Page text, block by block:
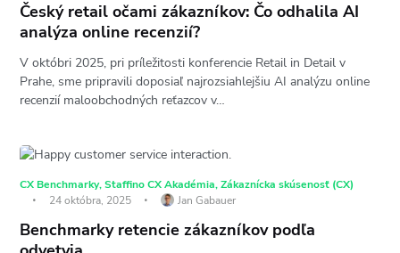
Český retail očami zákazníkov: Čo odhalila AI
analýza online recenzií?
V októbri 2025, pri príležitosti konferencie Retail in Detail v
Prahe, sme pripravili doposiaľ najrozsiahlejšiu AI analýzu online
recenzií maloobchodných reťazcov v…
CX Benchmarky,Staffino CX Akadémia,Zákaznícka skúsenosť (CX)
24 októbra, 2025
Jan Gabauer
Benchmarky retencie zákazníkov podľa